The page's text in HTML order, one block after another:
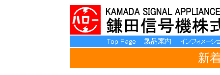
新